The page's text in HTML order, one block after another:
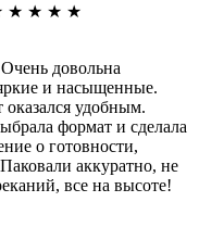
★ ★ ★ ★
довольна
и насыщенные.
оказался удобным.
формат и сделала
о готовности,
аккуратно, не
все на высоте!